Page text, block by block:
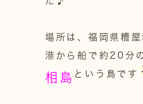
場所は、福岡県糟
港から船で約20分
相島 という島です